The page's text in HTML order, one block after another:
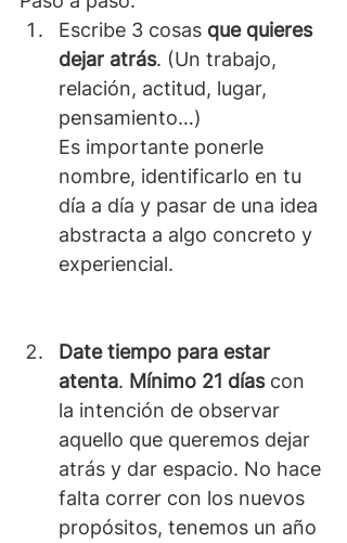
Escribe 3 cosas que quieres
dejar atrás. (Un trabajo,
relación, actitud, lugar,
pensamiento…)
Es importante ponerle
nombre, identificarlo en tu
día a día y pasar de una idea
abstracta a algo concreto y
experiencial.
Date tiempo para estar
atenta. Mínimo 21 días con
la intención de observar
aquello que queremos dejar
atrás y dar espacio. No hace
falta correr con los nuevos
propósitos, tenemos un año